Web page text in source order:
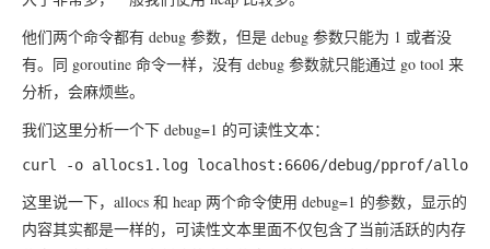
他们两个命令都有 debug 参数，但是 debug 参数只能为 1 或者没
有。同 goroutine 命令一样，没有 debug 参数就只能通过 go tool 来
分析，会麻烦些。
我们这里分析一个下 debug=1 的可读性文本：
这里说一下，allocs 和 heap 两个命令使用 debug=1 的参数，显示的
内容其实都是一样的，可读性文本里面不仅包含了当前活跃的内存